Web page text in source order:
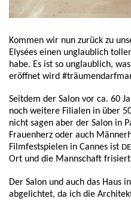
Kommen wir nun zurück zu
Elysées einen unglaublich
habe. Es ist so unglaublich,
eröffnet wird
Seitdem der Salon vor ca. 60
noch weitere Filialen in über
nicht sagen aber der Salon in
Frauenherz oder auch
Filmfestspielen in Cannes ist
Ort und die Mannschaft
Der Salon und auch das Haus
abgelichtet, da ich die